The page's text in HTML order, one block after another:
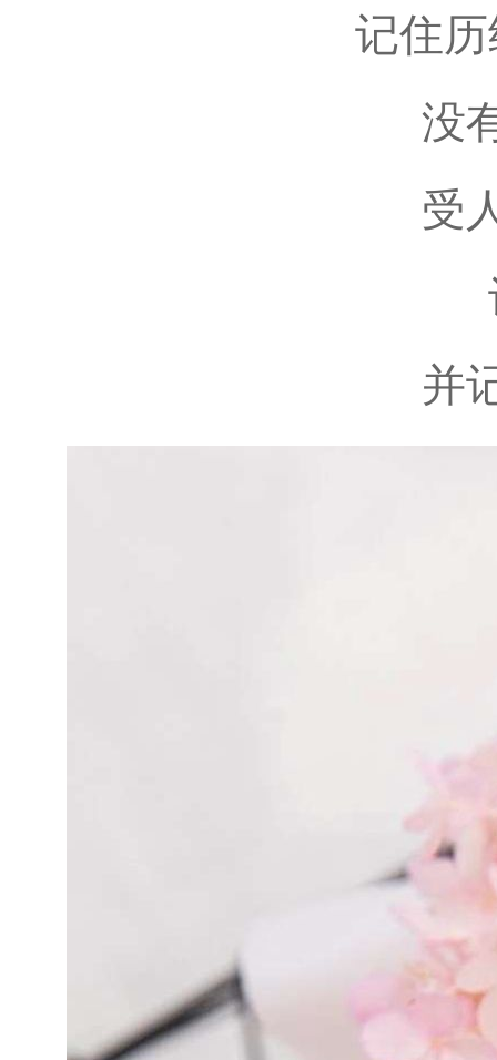
记住
没
受
并